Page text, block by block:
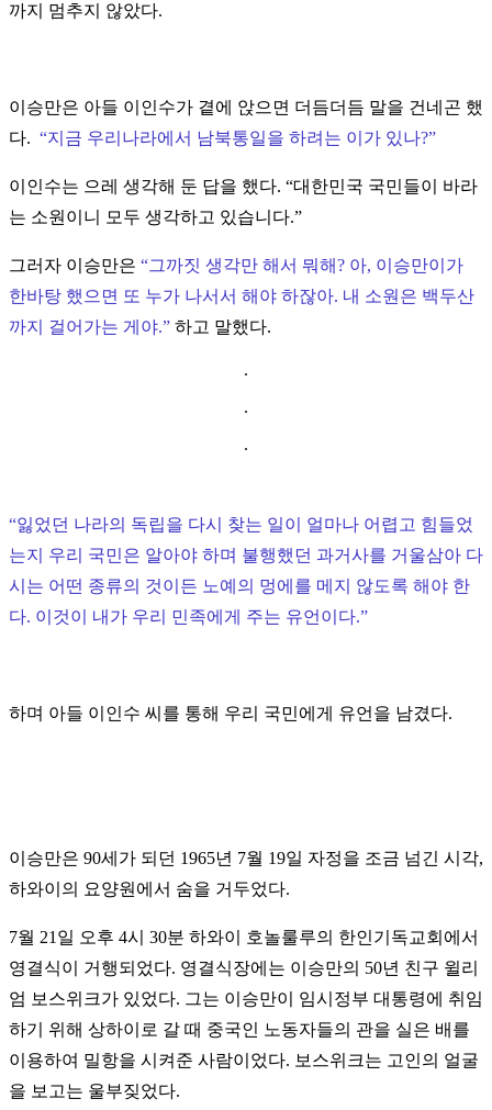
까지 멈추지 않았다.
이승만은 아들 이인수가 곁에 앉으면 더듬더듬 말을 건네곤 했
다. “지금 우리나라에서 남북통일을 하려는 이가 있나?”
이인수는 으레 생각해 둔 답을 했다. “대한민국 국민들이 바라
는 소원이니 모두 생각하고 있습니다.”
그러자 이승만은 “그까짓 생각만 해서 뭐해? 아, 이승만이가
한바탕 했으면 또 누가 나서서 해야 하잖아. 내 소원은 백두산
까지 걸어가는 게야.” 하고 말했다.
.
.
.
“잃었던 나라의 독립을 다시 찾는 일이 얼마나 어렵고 힘들었
는지 우리 국민은 알아야 하며 불행했던 과거사를 거울삼아 다
시는 어떤 종류의 것이든 노예의 멍에를 메지 않도록 해야 한
다. 이것이 내가 우리 민족에게 주는 유언이다.”
하며 아들 이인수 씨를 통해 우리 국민에게 유언을 남겼다.
이승만은 90세가 되던 1965년 7월 19일 자정을 조금 넘긴 시각,
하와이의 요양원에서 숨을 거두었다.
7월 21일 오후 4시 30분 하와이 호놀룰루의 한인기독교회에서
영결식이 거행되었다. 영결식장에는 이승만의 50년 친구 윌리
엄 보스위크가 있었다. 그는 이승만이 임시정부 대통령에 취임
하기 위해 상하이로 갈 때 중국인 노동자들의 관을 실은 배를
이용하여 밀항을 시켜준 사람이었다. 보스위크는 고인의 얼굴
을 보고는 울부짖었다.